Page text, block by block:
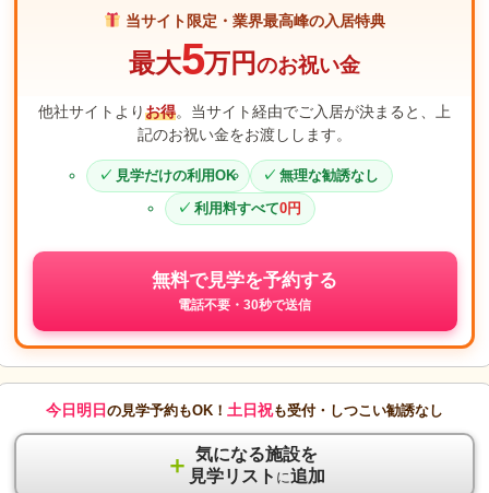
当サイト限定・業界最高峰の入居特典
最大5万円のお祝い金
他社サイトよりお得。当サイト経由でご入居が決まると、上
記のお祝い金をお渡しします。
見学だけの利用OK
無理な勧誘なし
利用料すべて0円
無料で見学を予約する
電話不要・30秒で送信
今日明日 の見学予約もOK！ 土日祝も受付・しつこい勧誘なし
＋ 気になる施設を
見学リスト に追加